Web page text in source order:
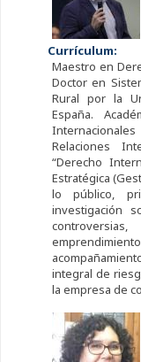
Currículum:
Maestro en
Doctor en
Rural por la
España.
Relaciones
“Derecho
Estratégica
lo público,
investigación
integral de
la empresa de